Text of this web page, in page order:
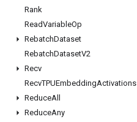
Rank
ReadVariableOp
RebatchDataset
RebatchDatasetV2
Recv
RecvTPUEmbeddingActivations
ReduceAll
ReduceAny